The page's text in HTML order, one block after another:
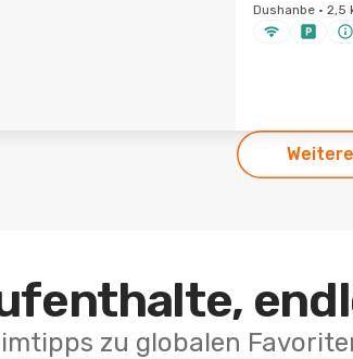
Dushanbe ·
zu globalen